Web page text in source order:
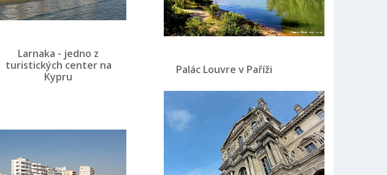
Larnaka - jedno z
turistických center na
Kypru
Palác Louvre v Paříži